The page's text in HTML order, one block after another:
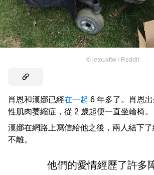
© letouxftw / Reddit
肖恩和漢娜已經在一起 6 年多了。肖恩
性肌肉萎縮症，從 2 歲起便一直坐輪椅。
漢娜在網路上寫信給他之後，兩人結下
不離。
他們的愛情經歷了許多